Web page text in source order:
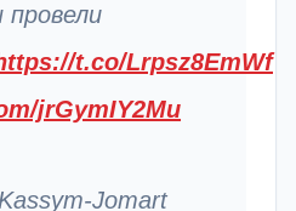
провели
t.co/Lrpsz8EmWf
jrGymIY2Mu
Jomart